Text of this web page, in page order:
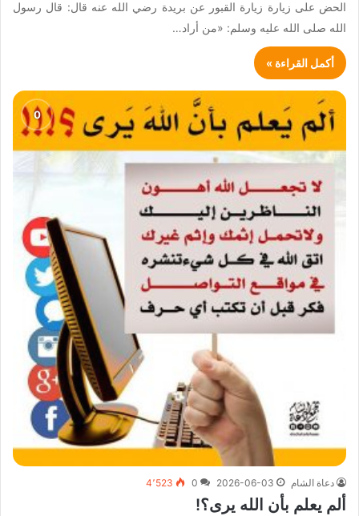
الحض على زيارة زيارة القبور عن بريدة رضي الله عنه قال: قال رسول
الله صلى الله عليه وسلم: «من أراد…
أكمل القراءة »
دعاة الشام 2026-06-03
0 4٬523
ألم يعلم بأن الله يرى؟!